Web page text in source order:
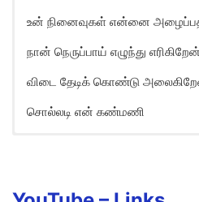
உன் நினைவுகள் என்னை
நான் நெருப்பாய் எழுந்து எரிகிறேன்
விடை தேடிக் கொண்டு
சொல்லடி என் கண்மணி
Kalangadhae Endhan Thalaiva